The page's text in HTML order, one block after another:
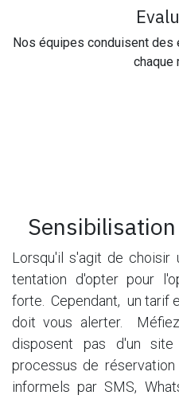
Nos équipes conduisent
chaque
Lorsqu'il s'agit de choisir
tentation d'opter pour
forte. Cependant, un tarif
doit vous alerter.
disposent pas d'un
processus de
informels par SMS,